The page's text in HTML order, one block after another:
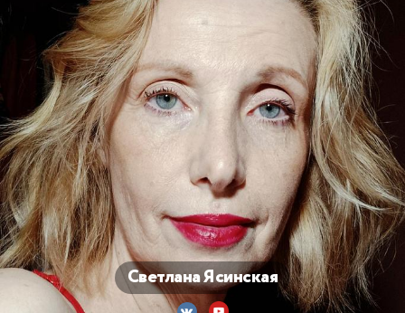
Светлана Ясинская